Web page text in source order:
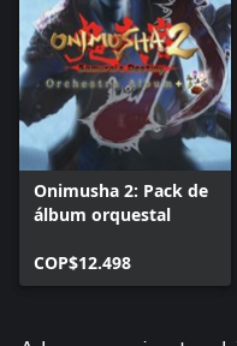
Onimusha 2: Pack de
álbum orquestal
COP$12.498